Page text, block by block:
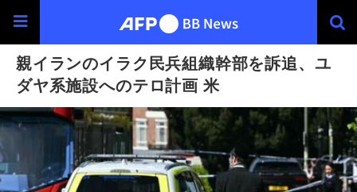
親イランのイラク民兵組織幹部を訴追、ユ
ダヤ系施設へのテロ計画 米